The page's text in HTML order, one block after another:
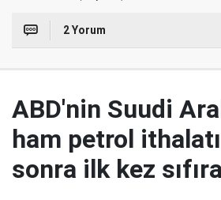
2 Yorum
ABD'nin Suudi
ham petrol ithalatı
sonra ilk kez